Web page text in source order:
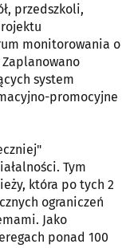
przedszkoli,
monitorowania o
system
promocyjne
Tym
która po tych 2
ograniczeń
Jako
ponad 100